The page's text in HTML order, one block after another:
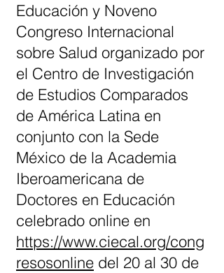
Educación y Noveno
Congreso Internacional
sobre Salud organizado por
el Centro de Investigación
de Estudios Comparados
de América Latina en
conjunto con la Sede
México de la Academia
Iberoamericana de
Doctores en Educación
celebrado online en
https://www.ciecal.org/cong
resosonline del 20 al 30 de